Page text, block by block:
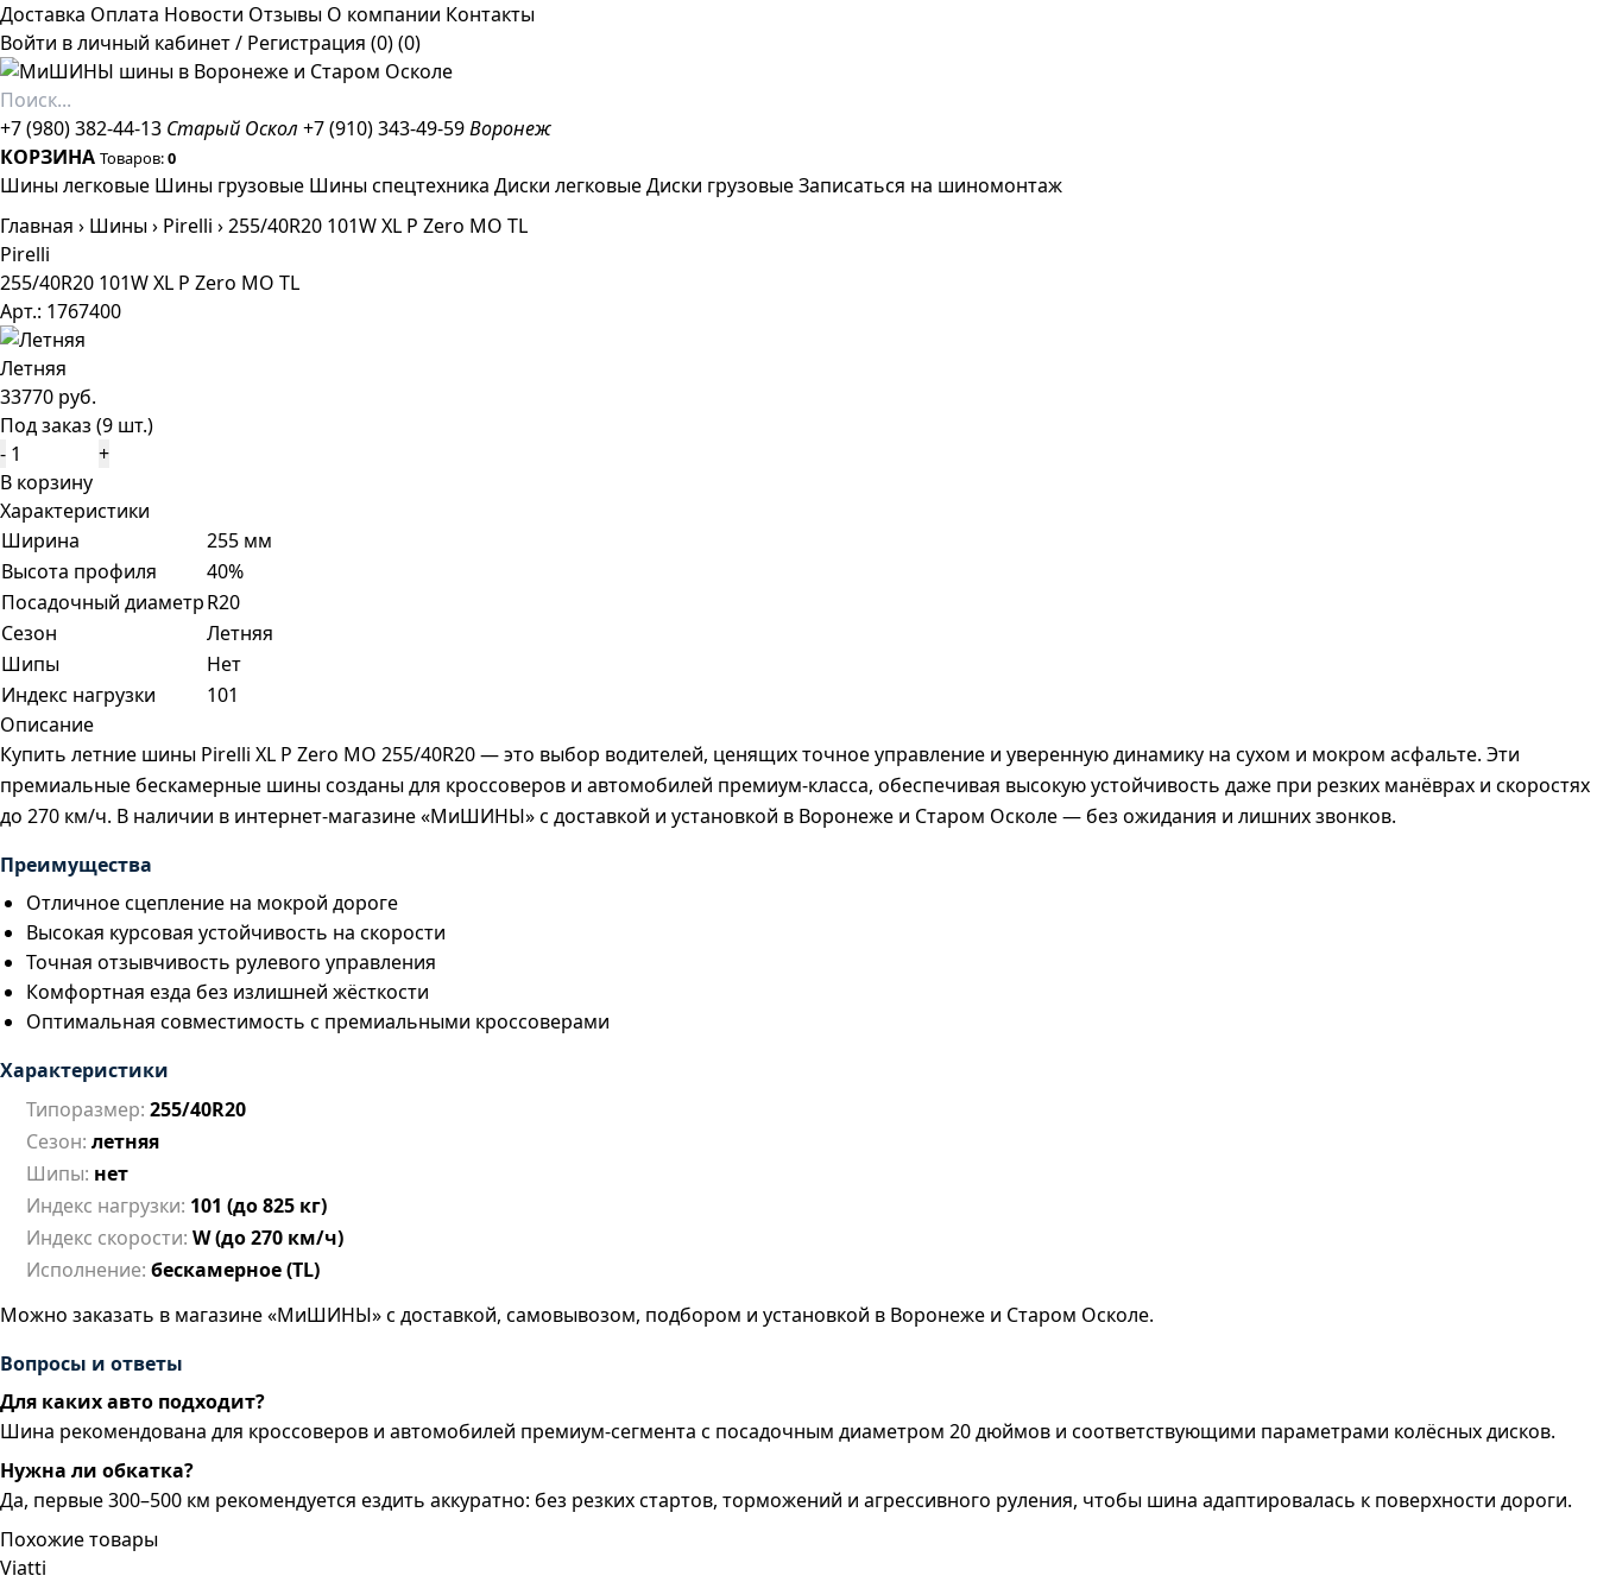
Доставка Оплата Новости Отзывы О компании Контакты
Войти в личный кабинет/ Регистрация (0)(0)
+7 (980) 382-44-13 Старый Оскол +7 (910) 343-49-59Воронеж
КОРЗИНА Товаров:0
Шины легковые Шины грузовые Шины спецтехника Диски легковыеДиски грузовыеЗаписаться на шиномонтаж
Главная › Шины› Pirelli ›255/40R20 101W XL P Zero MO TL
Pirelli
255/40R20 101W XL P Zero MO TL
Арт.: 1767400
Летняя
33770 руб.
Под заказ (9 шт.)
-
+
В корзину
Характеристики
Ширина
255 мм
Высота профиля
40%
Посадочный диаметрR20
Сезон
Летняя
Шипы
Нет
Индекс нагрузки
101
Описание
Купить летние шины Pirelli XL P Zero MO 255/40R20 — это выбор водителей, ценящих точное управление и уверенную динамику на сухом и мокром асфальте. Эти
премиальные бескамерные шины созданы для кроссоверов и автомобилей премиум-класса, обеспечивая высокую устойчивость даже при резких манёврах и скоростях
до 270 км/ч. В наличии в интернет-магазине «МиШИНЫ» с доставкой и установкой в Воронеже и Старом Осколе — без ожидания и лишних звонков.
Преимущества
Отличное сцепление на мокрой дороге
Высокая курсовая устойчивость на скорости
Точная отзывчивость рулевого управления
Комфортная езда без излишней жёсткости
Оптимальная совместимость с премиальными кроссоверами
Характеристики
Типоразмер: 255/40R20
Сезон: летняя
Шипы: нет
Индекс нагрузки: 101 (до 825 кг)
Индекс скорости: W (до 270 км/ч)
Исполнение: бескамерное (TL)
Можно заказать в магазине «МиШИНЫ» с доставкой, самовывозом, подбором и установкой в Воронеже и Старом Осколе.
Вопросы и ответы
Для каких авто подходит?
Шина рекомендована для кроссоверов и автомобилей премиум-сегмента с посадочным диаметром 20 дюймов и соответствующими параметрами колёсных дисков.
Нужна ли обкатка?
Да, первые 300–500 км рекомендуется ездить аккуратно: без резких стартов, торможений и агрессивного руления, чтобы шина адаптировалась к поверхности дороги.
Похожие товары
Viatti